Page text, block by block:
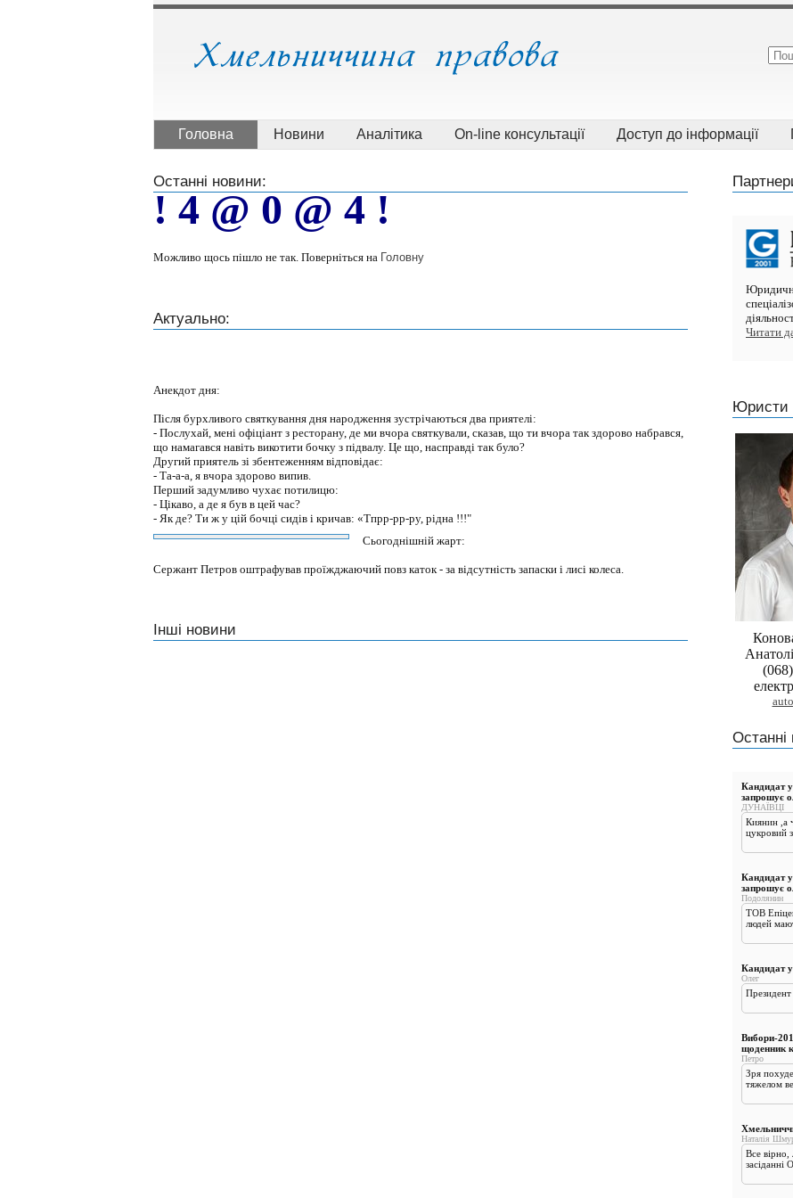
Головна Новини Аналітика On-line консультації Доступ до інформації
Останні новини:
! 4 @ 0 @ 4 !
Можливо щось пішло не так. Поверніться на Головну
Актуально:
Анекдот дня:
Після бурхливого святкування дня народження зустрічаються два приятелі:
- Послухай, мені офіціант з ресторану, де ми вчора святкували, сказав, що ти вчора так здорово набрався,
що намагався навіть викотити бочку з підвалу. Це що, насправді так було?
Другий приятель зі збентеженням відповідає:
- Та-а-а, я вчора здорово випив.
Перший задумливо чухає потилицю:
- Цікаво, а де я був в цей час?
- Як де? Ти ж у цій бочці сидів і кричав: «Тпрр-рр-ру, рідна !!!"
Сьогоднішній жарт:
Сержант Петров оштрафував проїжджаючий повз каток - за відсутність запаски і лисі колеса.
Інші новини
Читати
Юристи
Останні
Кандидат у
запрошує
ДУНАЇВЦІ
Киянин ,а
цукровий
Кандидат у
запрошує
Подолянин
ТОВ
людей
Кандидат
Олег
Вибори-
щоденник
Петро
Зря
тяжелом
Наталія
Все вірно,
засіданні